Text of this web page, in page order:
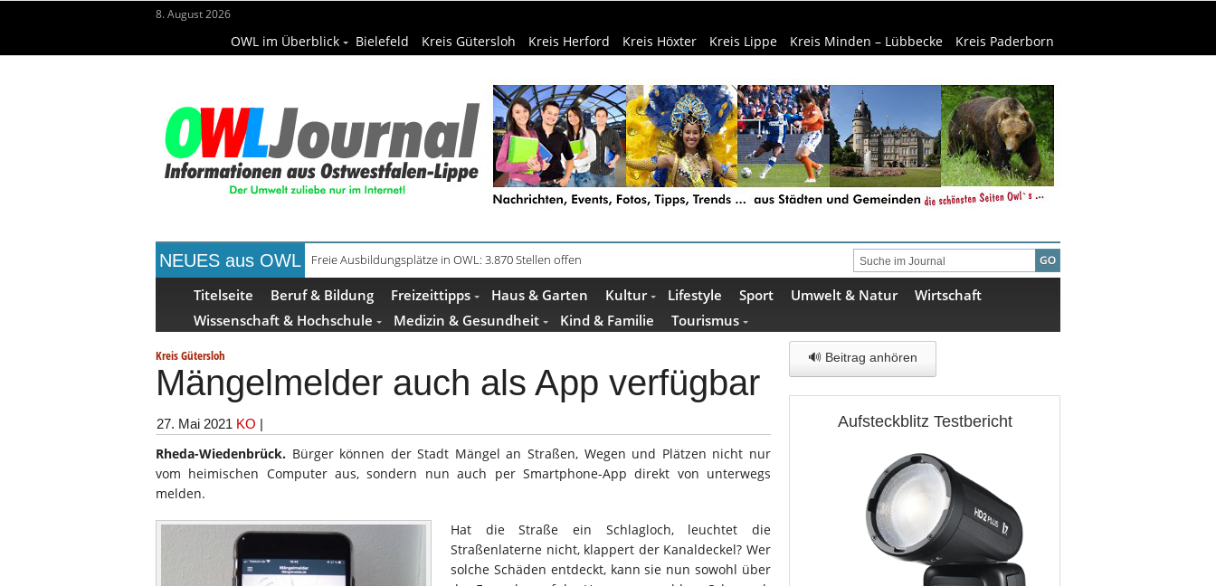
8. August 2026
OWL im Überblick Bielefeld Kreis Gütersloh Kreis Herford Kreis Höxter Kreis Lippe Kreis Minden – Lübbecke Kreis Paderborn
NEUES aus OWL
Freie Ausbildungsplätze in OWL: 3.870 Stellen offen
Recyclingpapier in Küche und Bad schont Ressourcen
Titelseite Beruf & Bildung Freizeittipps Haus & Garten Kultur Lifestyle Sport Umwelt & Natur
Wirtschaft
Wissenschaft & Hochschule
Medizin & Gesundheit Kind & Familie Tourismus
Kreis Gütersloh
Mängelmelder auch als App verfügbar
27. Mai 2021 KO |
Rheda-Wiedenbrück. Bürger können der Stadt Mängel an Straßen, Wegen und Plätzen nicht nur
vom heimischen Computer aus, sondern nun auch per Smartphone-App direkt von unterwegs
melden.
Hat die Straße ein Schlagloch, leuchtet die
Straßenlaterne nicht, klappert der Kanaldeckel? Wer
solche Schäden entdeckt, kann sie nun sowohl über
🔊 Beitrag anhören
Aufsteckblitz Testbericht